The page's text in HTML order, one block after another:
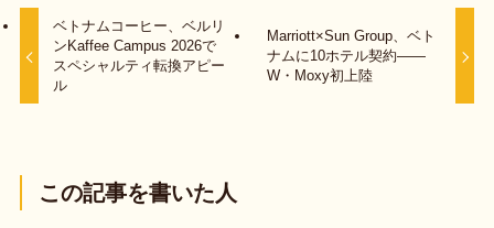
ベトナムコーヒー、ベルリ
ンKaffee Campus 2026で
スペシャルティ転換アピー
ル
Marriott×Sun Group、ベト
ナムに10ホテル契約——
W・Moxy初上陸
この記事を書いた人